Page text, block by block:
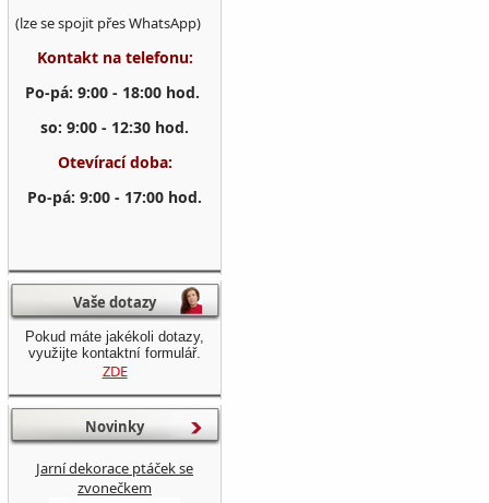
(lze se spojit přes WhatsApp)
Kontakt na telefonu:
Po-pá: 9:00 - 18:00 hod.
so: 9:00 - 12:30 hod.
Otevírací doba:
Po-pá: 9:00 - 17:00 hod.
Vaše dotazy
Pokud máte jakékoli dotazy,
využijte kontaktní formulář.
ZDE
Novinky
Jarní dekorace ptáček se
zvonečkem